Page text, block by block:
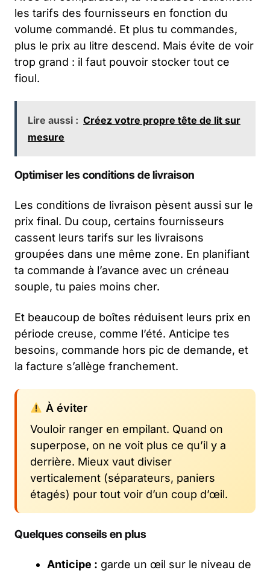
les tarifs des fournisseurs en fonction du
volume commandé. Et plus tu commandes,
plus le prix au litre descend. Mais évite de voir
trop grand : il faut pouvoir stocker tout ce
fioul.
Lire aussi : Créez votre propre tête de lit sur
mesure
Optimiser les conditions de livraison
Les conditions de livraison pèsent aussi sur le
prix final. Du coup, certains fournisseurs
cassent leurs tarifs sur les livraisons
groupées dans une même zone. En planifiant
ta commande à l’avance avec un créneau
souple, tu paies moins cher.
Et beaucoup de boîtes réduisent leurs prix en
période creuse, comme l’été. Anticipe tes
besoins, commande hors pic de demande, et
la facture s’allège franchement.
À éviter
Vouloir ranger en empilant. Quand on
superpose, on ne voit plus ce qu’il y a
derrière. Mieux vaut diviser
verticalement (séparateurs, paniers
étagés) pour tout voir d’un coup d’œil.
Quelques conseils en plus
Anticipe : garde un œil sur le niveau de